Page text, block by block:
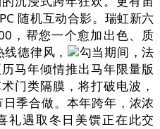
随机互动合影。瑞虹新六
，帮您一个愈加出色、质
线德律风，
勾当期间，法
马年倾情推出马年限量版
门类隔膜，将打破电波，
季合做。本年跨年，浓浓
礼遇取冬日美馔正在此交